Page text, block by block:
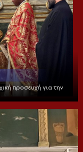
προσευχή για την